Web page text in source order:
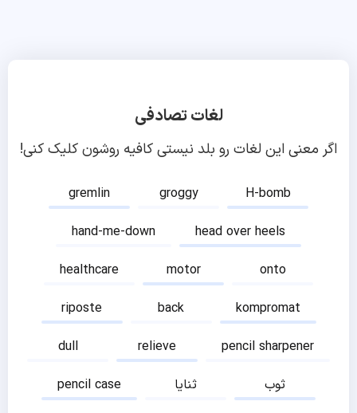
لغات تصادفی
اگر معنی این لغات رو بلد نیستی کافیه روشون کلیک کنی!
gremlin groggy
H-bomb
hand-me-down
head over heels
healthcare
motor
onto
riposte
back
kompromat
dull
relieve
pencil sharpener
pencil case
ثنایا
ثوب